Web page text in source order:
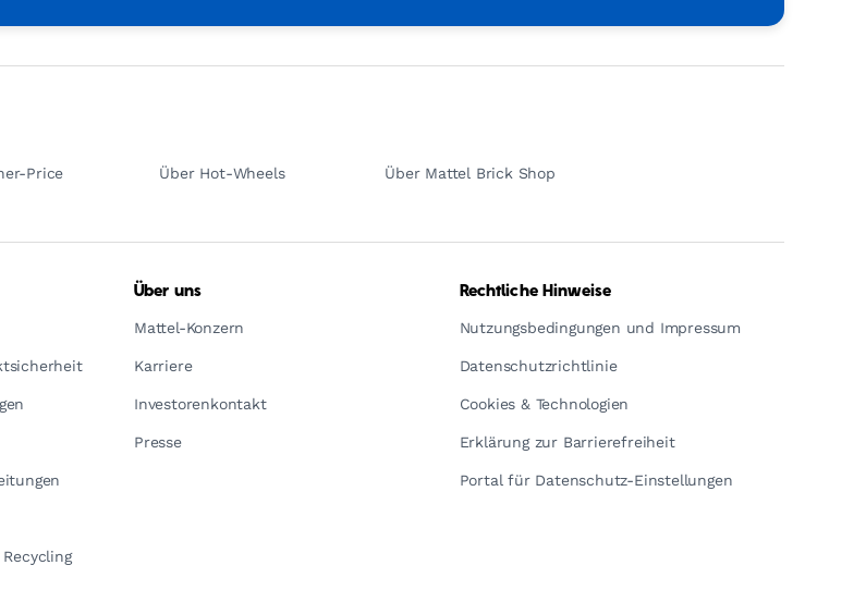
Price Über Hot-Wheels
Über Mattel Brick Shop
Über uns
Mattel-Konzern
Karriere
Investorenkontakt
Presse
Rechtliche Hinweise
Nutzungsbedingungen und Impressum
Datenschutzrichtlinie
Cookies & Technologien
Erklärung zur Barrierefreiheit
Portal für Datenschutz-Einstellungen